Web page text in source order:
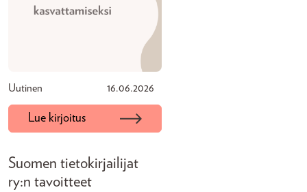
Uutinen 16.06.2026
Lue kirjoitus
Suomen tietokirjailijat
ry:n tavoitteet